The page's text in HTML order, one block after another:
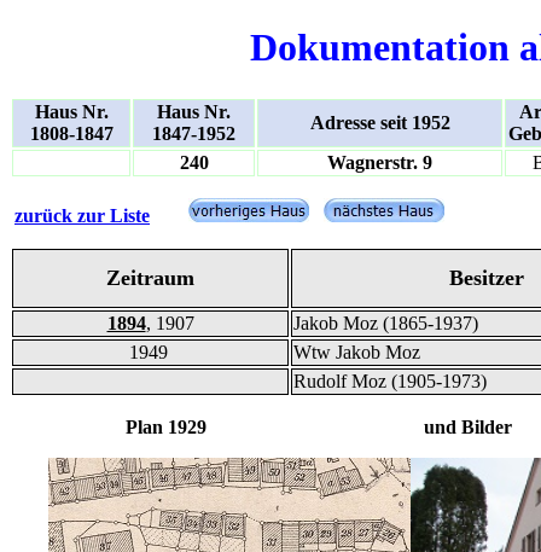
Dokumentation
Haus Nr.
1808-1847
Haus Nr.
1847-1952
Adresse seit 1952
240
Wagnerstr. 9
zurück zur Liste
Zeitraum Besitzer
1894, 1907
Jakob Moz (1865-1937)
1949
Wtw Jakob Moz
Rudolf Moz (1905-1973)
Plan 1929 und Bilder